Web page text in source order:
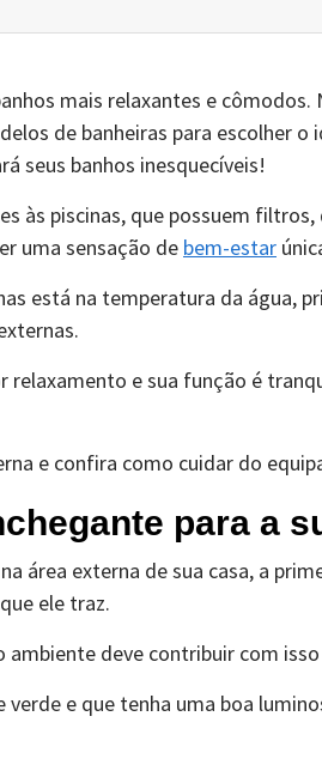
mais relaxantes e cômodos.
de banheiras para escolher o
seus banhos inesquecíveis!
às piscinas, que possuem
uma sensação de bem-estar
está na temperatura da água,
relaxamento e sua função é
e confira como cuidar do
para a
na área externa de sua casa, a
ele traz.
deve contribuir com
e que tenha uma boa